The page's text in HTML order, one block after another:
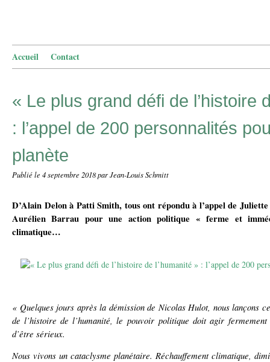
Accueil Contact
« Le plus grand défi de l’histoire
: l’appel de 200 personnalités
planète
Publié le 4 septembre 2018par Jean-Louis Schmitt
D’Alain Delon à Patti Smith, tous ont répondu à l’appel de
Aurélien Barrau pour une action politique « ferme et
climatique…
« Quelques jours après la démission de Nicolas Hulot, nous lançons
de l’histoire de l’humanité, le pouvoir politique doit agir
d’être sérieux.
Nous vivons un cataclysme planétaire. Réchauffement climatique,